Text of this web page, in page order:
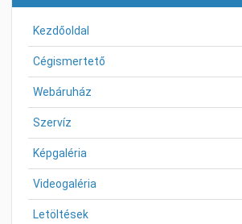
Kezdőoldal
Cégismertető
Webáruház
Szervíz
Képgaléria
Videogaléria
Letöltések